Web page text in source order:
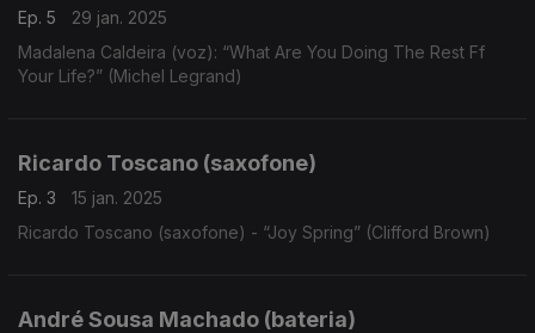
Ep. 5
29 jan. 2025
Madalena Caldeira (voz): “What Are You Doing The Rest Ff
Your Life?” (Michel Legrand)
Ricardo Toscano (saxofone)
Ep. 3
15 jan. 2025
Ricardo Toscano (saxofone) - “Joy Spring” (Clifford Brown)
André Sousa Machado (bateria)